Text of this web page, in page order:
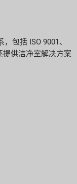
包括 ISO 9001、
提供洁净室解决方案